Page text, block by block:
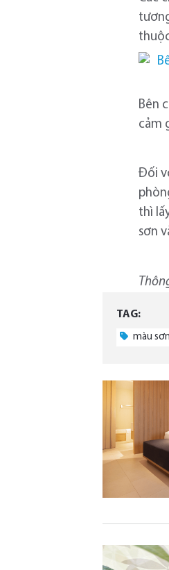
Bên
cảm
Đối
thì
sơn
TAG:
màu